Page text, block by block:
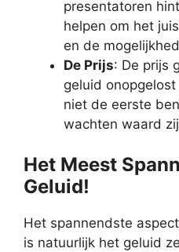
presentatoren
helpen om het
en de
De Prijs: De prijs
geluid
niet de eerste
wachten waard
Het Meest
Geluid!
Het spannendste
is natuurlijk het geluid